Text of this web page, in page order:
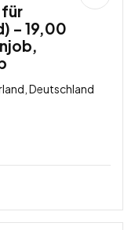
– 19,00
Deutschland